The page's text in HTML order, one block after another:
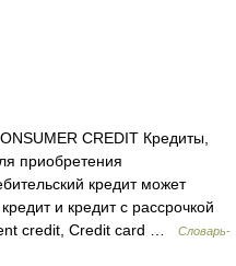
CREDIT Кредиты,
приобретения
кредит может
и кредит с рассрочкой
credit, Credit card …
Словарь-